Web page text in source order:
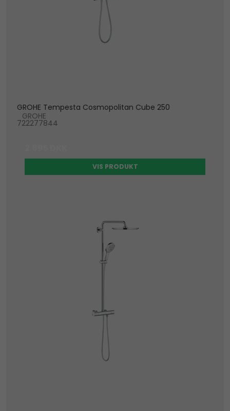
GROHE Tempesta Cosmopolitan Cube 250
GROHE
722277844
VIS PRODUKT